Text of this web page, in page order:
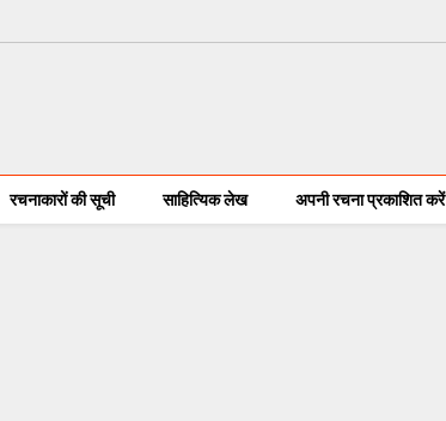
रचनाकारों की सूची साहित्यिक लेख अपनी रचना प्रकाशित करें